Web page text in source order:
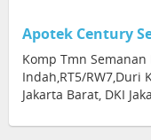
Apotek Century
Komp Tmn Semanan
Indah,RT5/RW7,Duri
Jakarta Barat, DKI